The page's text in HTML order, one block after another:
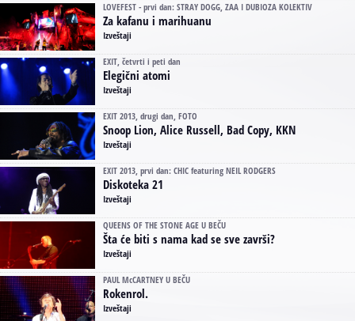
LOVEFEST - prvi dan: STRAY DOGG, ZAA I DUBIOZA KOLEKTIV
Za kafanu i marihuanu
Izveštaji
EXIT, četvrti i peti dan
Elegični atomi
Izveštaji
EXIT 2013, drugi dan, FOTO
Snoop Lion, Alice Russell, Bad Copy, KKN
Izveštaji
EXIT 2013, prvi dan: CHIC featuring NEIL RODGERS
Diskoteka 21
Izveštaji
QUEENS OF THE STONE AGE U BEČU
Šta će biti s nama kad se sve završi?
Izveštaji
PAUL McCARTNEY U BEČU
Rokenrol.
Izveštaji